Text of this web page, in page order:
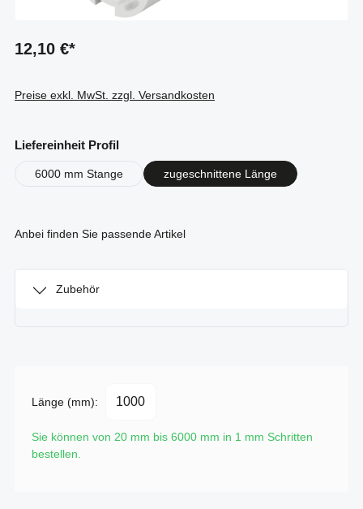
12,10 €*
Preise exkl. MwSt. zzgl. Versandkosten
Liefereinheit Profilauswählen
6000 mm Stange zugeschnittene Länge
Anbei finden Sie passende Artikel
Zubehör
Länge (mm):
Sie können von 20 mm bis 6000 mm in 1 mm Schritten
bestellen.